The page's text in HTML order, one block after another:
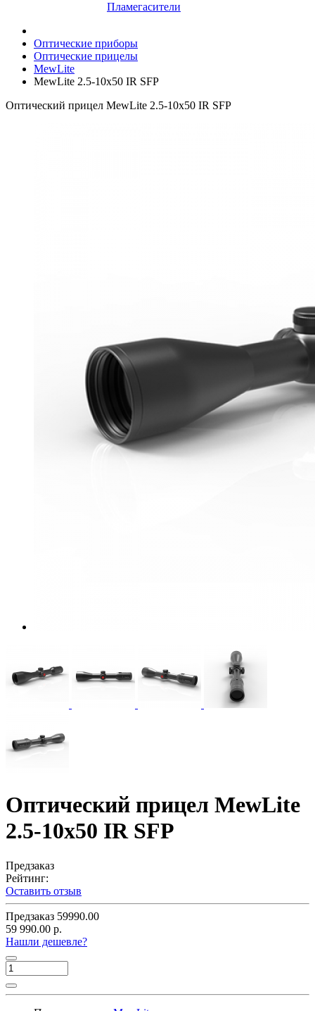
Пламегасители
Оптические приборы
Оптические прицелы
MewLite
MewLite 2.5-10x50 IR SFP
Оптический прицел MewLite 2.5-10x50 IR SFP
Оптический прицел MewLite
2.5-10x50 IR SFP
Предзаказ
Рейтинг:
Оставить отзыв
Предзаказ 59990.00
59 990.00 р.
Нашли дешевле?